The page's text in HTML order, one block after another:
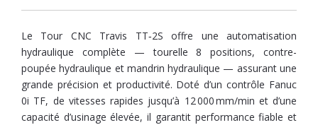
Le Tour CNC Travis TT‑2S offre une automatisation
hydraulique complète — tourelle 8 positions, contre-
poupée hydraulique et mandrin hydraulique — assurant une
grande précision et productivité. Doté d’un contrôle Fanuc
0i TF, de vitesses rapides jusqu’à 12 000 mm/min et d’une
capacité d’usinage élevée, il garantit performance fiable et